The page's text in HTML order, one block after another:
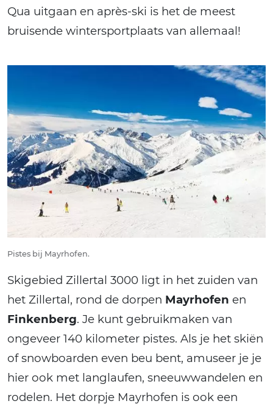
Qua uitgaan en après-ski is het de meest
bruisende wintersportplaats van allemaal!
Pistes bij Mayrhofen.
Skigebied Zillertal 3000 ligt in het zuiden van
het Zillertal, rond de dorpen Mayrhofen en
Finkenberg. Je kunt gebruikmaken van
ongeveer 140 kilometer pistes. Als je het skiën
of snowboarden even beu bent, amuseer je je
hier ook met langlaufen, sneeuwwandelen en
rodelen. Het dorpje Mayrhofen is ook een